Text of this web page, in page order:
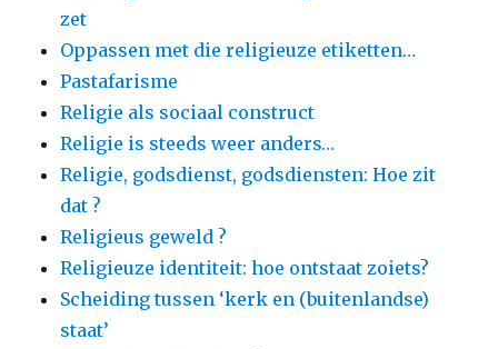
zet
Oppassen met die religieuze etiketten…
Pastafarisme
Religie als sociaal construct
Religie is steeds weer anders…
Religie, godsdienst, godsdiensten: Hoe zit
dat ?
Religieus geweld ?
Religieuze identiteit: hoe ontstaat zoiets?
Scheiding tussen ‘kerk en (buitenlandse)
staat’